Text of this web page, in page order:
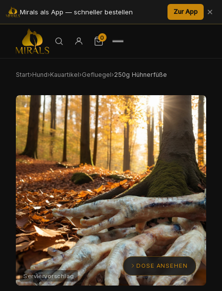
Mirals als App — schneller bestellen Zur App ✕
0
Start›Hund›Kauartikel›Gefluegel›250g Hühnerfüße
DOSE ANSEHEN